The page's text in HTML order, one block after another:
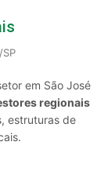
em São José
regionais
estruturas de